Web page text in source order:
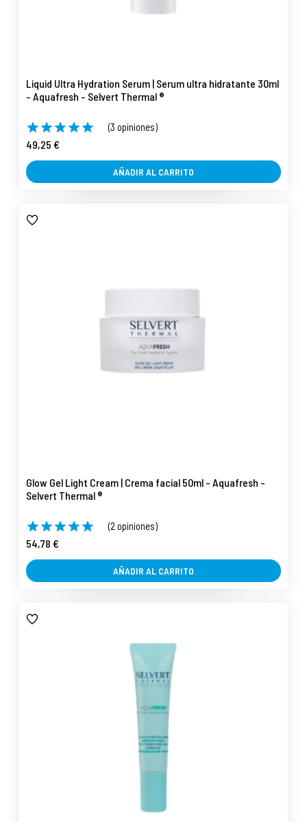
Liquid Ultra Hydration Serum | Serum ultra hidratante 30ml
- Aquafresh - Selvert Thermal ®
(3 opiniones)
49,25 €
AÑADIR AL CARRITO
Glow Gel Light Cream | Crema facial 50ml - Aquafresh -
Selvert Thermal ®
(2 opiniones)
54,78 €
AÑADIR AL CARRITO